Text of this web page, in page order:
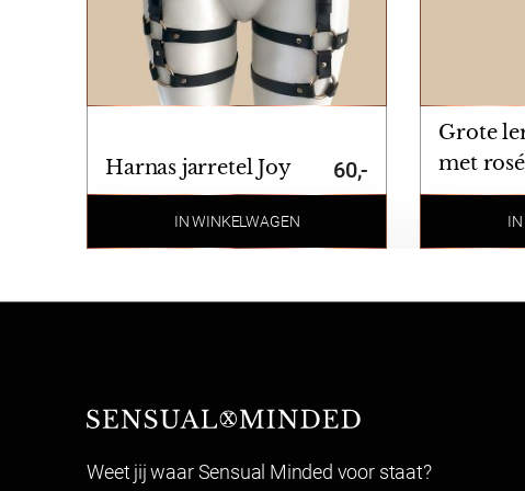
Retourneren
Artikelen kunnen binnen 14 dagen na ontvangst
u gebruik van onze retourformulier. In verband
geldt ook voor gesealde artikelen.
Lingerie mag gepast worden en indien het niet
Harnas jarretel Joy 60,-
IN WINKELWAGEN
Grote
met
details
Sensual Minded
Weet jij waar Sensual Minded voor staat?